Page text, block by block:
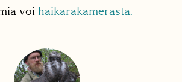
voi haikarakamerasta.